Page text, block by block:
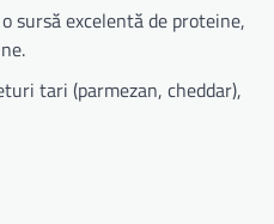
sursă excelentă de proteine,
tari (parmezan, cheddar),